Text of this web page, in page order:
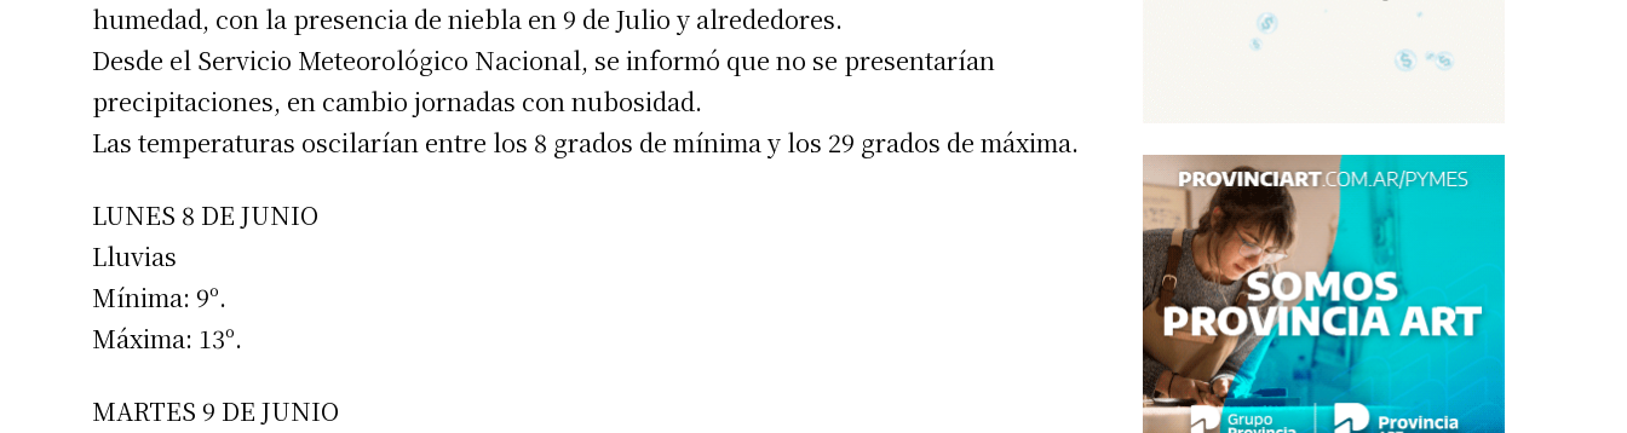
humedad, con la presencia de niebla en 9 de Julio y alrededores.
Desde el Servicio Meteorológico Nacional, se informó que no se presentarían
precipitaciones, en cambio jornadas con nubosidad.
Las temperaturas oscilarían entre los 8 grados de mínima y los 29 grados de máxima.
LUNES 8 DE JUNIO
Lluvias
Mínima: 9º.
Máxima: 13º.
MARTES 9 DE JUNIO